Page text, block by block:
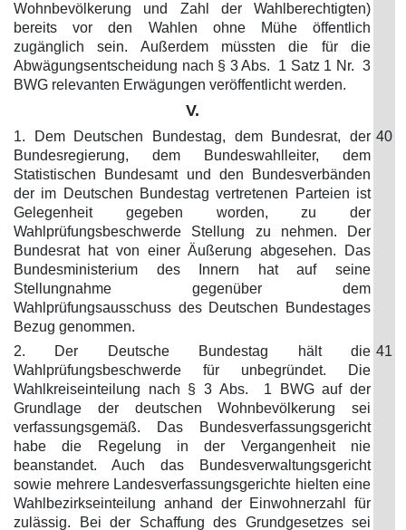
Wohnbevölkerung und Zahl der Wahlberechtigten)
bereits vor den Wahlen ohne Mühe öffentlich
zugänglich sein. Außerdem müssten die für die
Abwägungsentscheidung nach § 3 Abs. 1 Satz 1 Nr. 3
BWG relevanten Erwägungen veröffentlicht werden.
V.
1. Dem Deutschen Bundestag, dem Bundesrat, der
Bundesregierung, dem Bundeswahlleiter, dem
Statistischen Bundesamt und den Bundesverbänden
der im Deutschen Bundestag vertretenen Parteien ist
Gelegenheit gegeben worden, zu der
Wahlprüfungsbeschwerde Stellung zu nehmen. Der
Bundesrat hat von einer Äußerung abgesehen. Das
Bundesministerium des Innern hat auf seine
Stellungnahme gegenüber dem
Wahlprüfungsausschuss des Deutschen Bundestages
Bezug genommen.
40
2. Der Deutsche Bundestag hält die
Wahlprüfungsbeschwerde für unbegründet. Die
Wahlkreiseinteilung nach § 3 Abs. 1 BWG auf der
Grundlage der deutschen Wohnbevölkerung sei
verfassungsgemäß. Das Bundesverfassungsgericht
habe die Regelung in der Vergangenheit nie
beanstandet. Auch das Bundesverwaltungsgericht
sowie mehrere Landesverfassungsgerichte hielten eine
Wahlbezirkseinteilung anhand der Einwohnerzahl für
zulässig. Bei der Schaffung des Grundgesetzes sei
41